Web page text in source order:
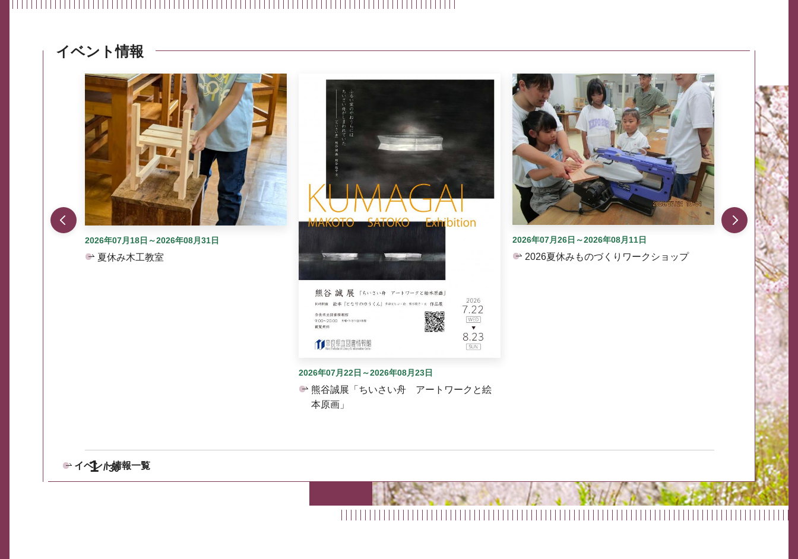
イベント情報
1 30
2026年07月18日～2026年08月31日
夏休み木工教室
2026年07月22日～2026年08月23日
熊谷誠展「ちいさい舟 アートワークと絵
本原画」
2026年07月26日～2026年08月11日
2026夏休みものづくりワークショップ
イベント情報一覧